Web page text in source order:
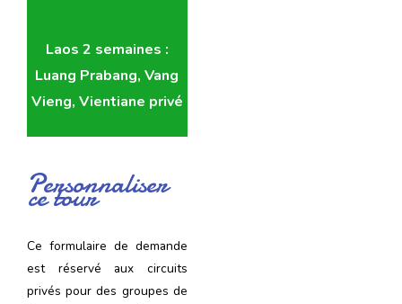
Laos 2 semaines :
Luang Prabang, Vang
Vieng, Vientiane privé
Personnaliser
ce tour
Ce formulaire de demande
est réservé aux circuits
privés pour des groupes de